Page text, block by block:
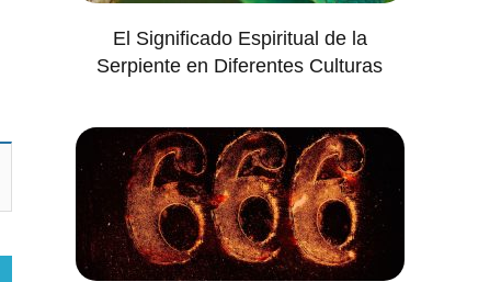
El Significado Espiritual de la
Serpiente en Diferentes Culturas